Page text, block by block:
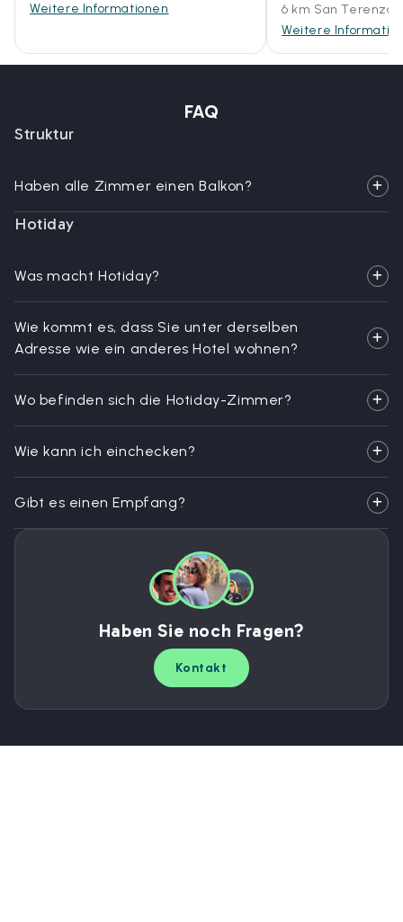
Weitere Informationen
6 km San Terenzo
Weitere
FAQ
Struktur
Haben alle Zimmer einen Balkon?
Hotiday
Was macht Hotiday?
Wie kommt es, dass Sie unter derselben
Adresse wie ein anderes Hotel wohnen?
Wo befinden sich die Hotiday-Zimmer?
Wie kann ich einchecken?
Gibt es einen Empfang?
Haben Sie noch Fragen?
Kontakt